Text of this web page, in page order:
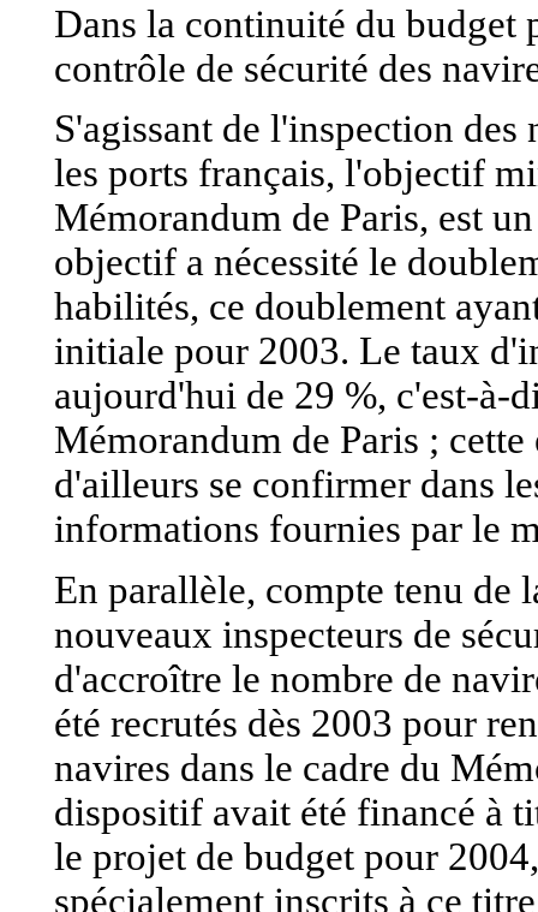
Dans la continuité du budget
contrôle de sécurité des
S'agissant de l'inspection des
les ports français, l'objectif
Mémorandum de Paris, est
objectif a nécessité le
habilités, ce doublement
initiale pour 2003. Le taux
aujourd'hui de 29 %, c'est-à-
Mémorandum de Paris ;
d'ailleurs se confirmer dans
informations fournies par le
En parallèle, compte tenu de
nouveaux inspecteurs de
d'accroître le nombre de
été recrutés dès 2003 pour
navires dans le cadre du
dispositif avait été financé à
le projet de budget pour
spécialement inscrits à ce